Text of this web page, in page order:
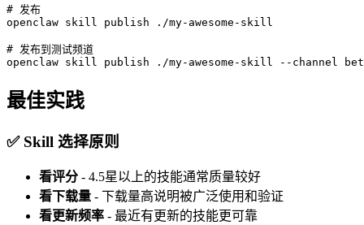
# 发布
openclaw skill publish ./my-awesome-skill
# 发布到测试频道
openclaw skill publish ./my-awesome-skill --channel
最佳实践
✅ Skill 选择原则
看评分 - 4.5星以上的技能通常质量较好
看下载量 - 下载量高说明被广泛使用和验证
看更新频率 - 最近有更新的技能更可靠